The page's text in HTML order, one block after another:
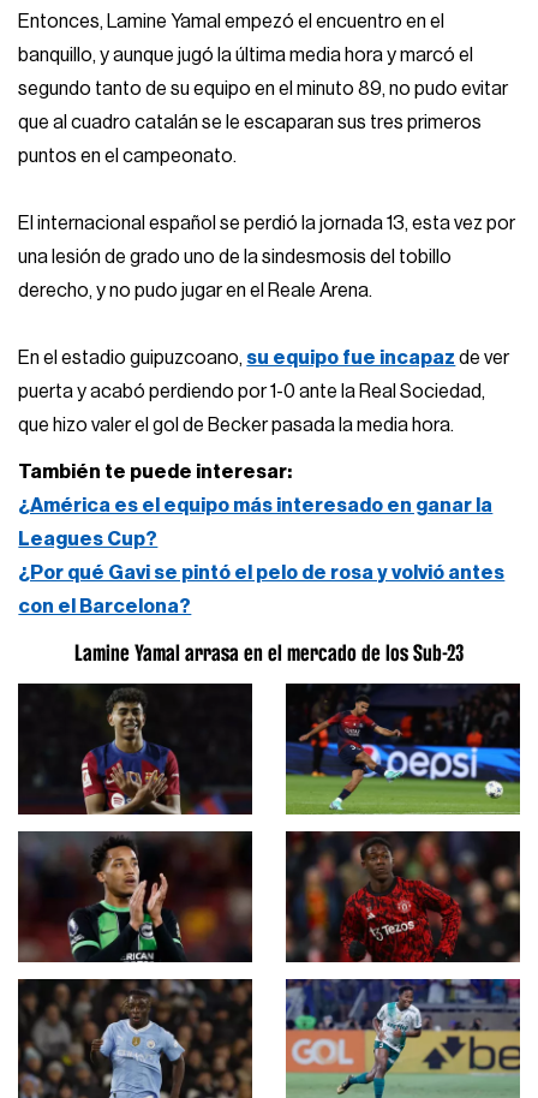
Entonces, Lamine Yamal empezó el encuentro en el
banquillo, y aunque jugó la última media hora y marcó el
segundo tanto de su equipo en el minuto 89, no pudo evitar
que al cuadro catalán se le escaparan sus tres primeros
puntos en el campeonato.
El internacional español se perdió la jornada 13, esta vez por
una lesión de grado uno de la sindesmosis del tobillo
derecho, y no pudo jugar en el Reale Arena.
En el estadio guipuzcoano, su equipo fue incapaz de ver
puerta y acabó perdiendo por 1-0 ante la Real Sociedad,
que hizo valer el gol de Becker pasada la media hora.
También te puede interesar:
¿América es el equipo más interesado en ganar la
Leagues Cup?
¿Por qué Gavi se pintó el pelo de rosa y volvió antes
con el Barcelona?
Lamine Yamal arrasa en el mercado de los Sub-23